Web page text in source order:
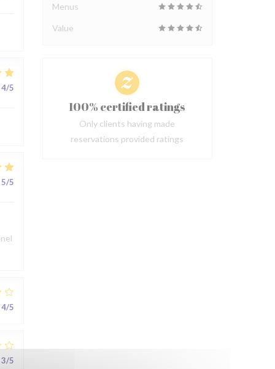
4/5
5/5
4/5
3/5
Menus
Value
100% certified ratings
Only clients having made
reservations provided ratings